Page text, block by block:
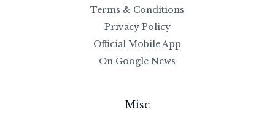
Terms & Conditions
Privacy Policy
Official Mobile App
On Google News
Misc